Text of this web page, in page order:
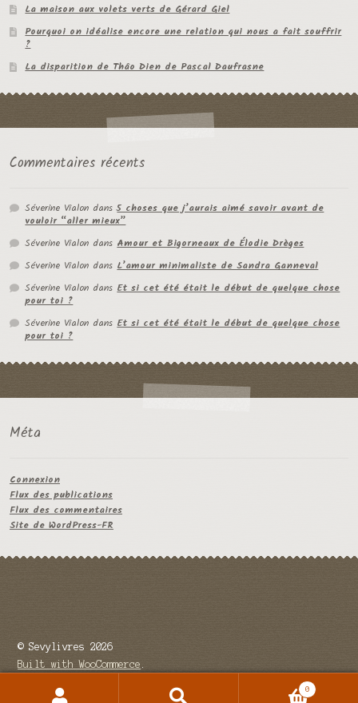
La maison aux volets verts de Gérard Giel
Pourquoi on idéalise encore une relation qui nous a fait souffrir
?
La disparition de Thâo Dien de Pascal Daufrasne
Commentaires récents
Séverine Vialon dans5 choses que j’aurais aimé savoir avant de
vouloir “aller mieux”
Séverine Vialon dansAmour et Bigorneaux de Élodie Drèges
Séverine Vialon dansL’amour minimaliste de Sandra Ganneval
Séverine Vialon dansEt si cet été était le début de quelque chose
pour toi ?
Séverine Vialon dansEt si cet été était le début de quelque chose
pour toi ?
Méta
Connexion
Flux des publications
Flux des commentaires
Site de WordPress-FR
© Sevylivres 2026
Built with WooCommerce
0